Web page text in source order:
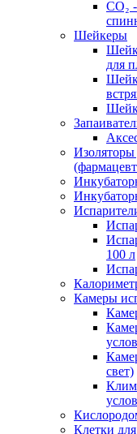
СО₂
Шейкеры
для
Изоляторы
100 л
Камеры
свет)
Клетки